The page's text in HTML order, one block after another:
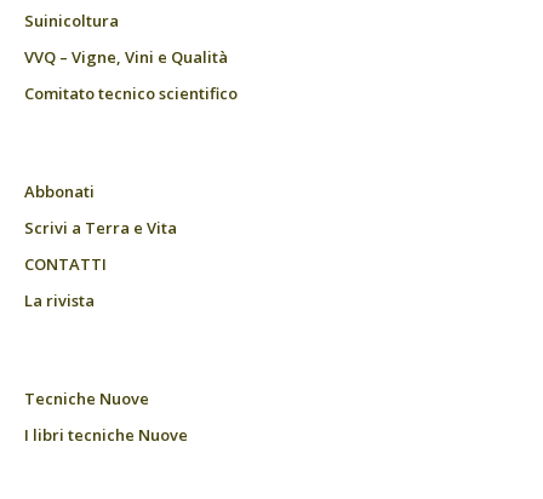
Suinicoltura
VVQ – Vigne, Vini e Qualità
Comitato tecnico scientifico
Abbonati
Scrivi a Terra e Vita
CONTATTI
La rivista
Tecniche Nuove
I libri tecniche Nuove